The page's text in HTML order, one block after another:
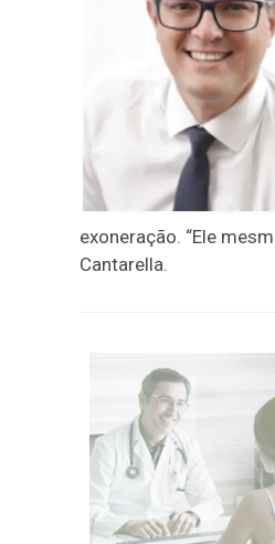
exoneração. “Ele
Cantarella.